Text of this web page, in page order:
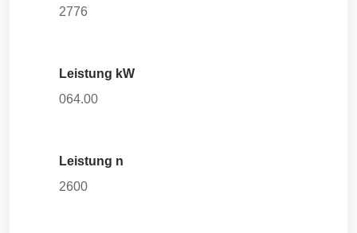
2776
Leistung kW
064.00
Leistung n
2600